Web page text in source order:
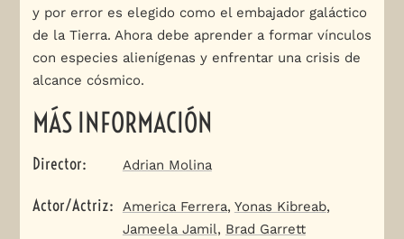
y por error es elegido como el embajador galáctico
de la Tierra. Ahora debe aprender a formar vínculos
con especies alienígenas y enfrentar una crisis de
alcance cósmico.
MÁS INFORMACIÓN
Director: Adrian Molina
Actor/Actriz: America Ferrera, Yonas Kibreab,
Jameela Jamil, Brad Garrett